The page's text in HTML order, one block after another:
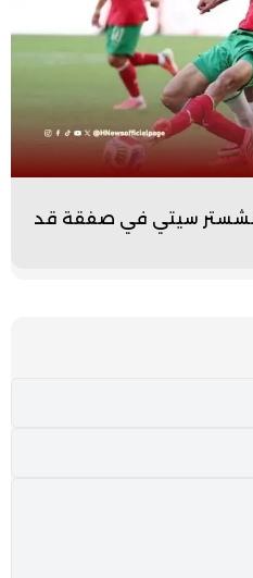
سيتي في صفقة قد